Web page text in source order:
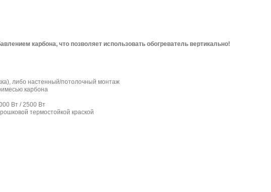
карбона, что позволяет использовать обогреватель вертикально!
либо настенный/потолочный монтаж
карбона
Вт / 2500 Вт
термостойкой краской